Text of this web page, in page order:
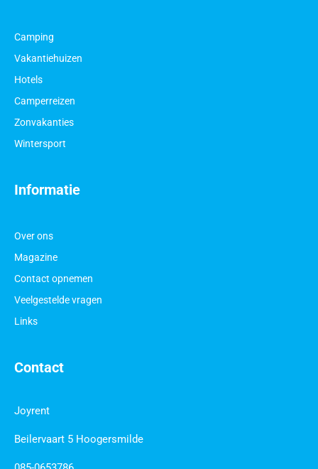
Contact
Joyrent
Beilervaart 5 Hoogersmilde
Informatie
Over ons
Magazine
Contact opnemen
Veelgestelde vragen
Links
Camping
Vakantiehuizen
Hotels
Camperreizen
Zonvakanties
Wintersport